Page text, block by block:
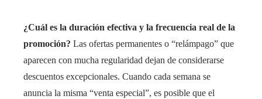
¿Cuál es la duración efectiva y la frecuencia real de la
promoción? Las ofertas permanentes o “relámpago” que
aparecen con mucha regularidad dejan de considerarse
descuentos excepcionales. Cuando cada semana se
anuncia la misma “venta especial”, es posible que el